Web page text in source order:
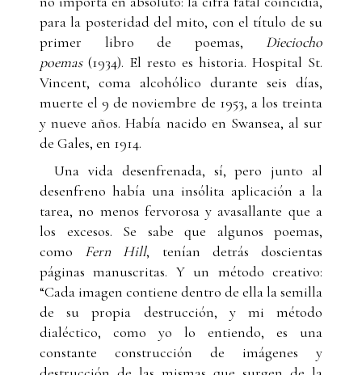
para la posteridad del mito, con el título de su
primer libro de poemas, Dieciocho
poemas(1934). El resto es historia. Hospital St.
Vincent, coma alcohólico durante seis días,
muerte el 9 de noviembre de 1953, a los treinta
y nueve años. Había nacido en Swansea, al sur
de Gales, en 1914.
Una vida desenfrenada, sí, pero junto al
desenfreno había una insólita aplicación a la
tarea, no menos fervorosa y avasallante que a
los excesos. Se sabe que algunos poemas,
como Fern Hill, tenían detrás doscientas
páginas manuscritas. Y un método creativo:
“Cada imagen contiene dentro de ella la semilla
de su propia destrucción, y mi método
dialéctico, como yo lo entiendo, es una
constante construcción de imágenes y